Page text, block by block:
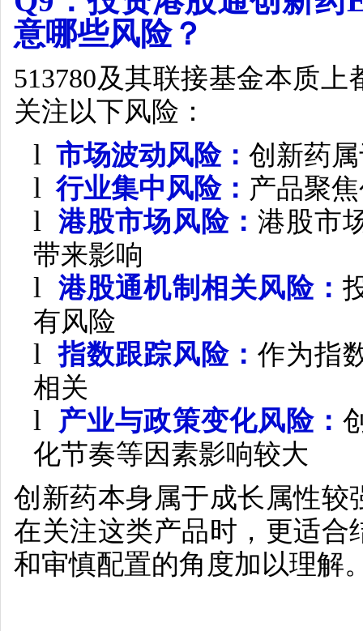
意哪些风险？
513780及其联接基金本质上
关注以下风险：
l 市场波动风险： 创新药
l 行业集中风险： 产品聚
l 港股市场风险： 港股市
带来影响
l 港股通机制相关风险：
有风险
l 指数跟踪风险： 作为指
相关
l 产业与政策变化风险：
化节奏等因素影响较大
创新药本身属于成长属性较
在关注这类产品时，更适合
和审慎配置的角度加以理解